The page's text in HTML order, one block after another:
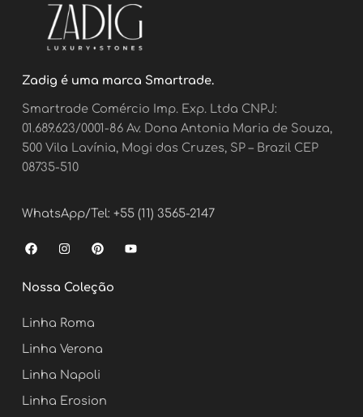
Zadig é uma marca Smartrade.
Smartrade Comércio Imp. Exp. Ltda CNPJ:
01.689.623/0001-86 Av. Dona Antonia Maria de Souza,
500 Vila Lavínia, Mogi das Cruzes, SP – Brazil CEP
08735-510
WhatsApp/Tel: +55 (11) 3565-2147
F
a
e
b
o
k
I
n
t
a
r
a
m
P
i
t
e
Y
o
Nossa Coleção
Linha Roma
Linha Verona
Linha Napoli
Linha Erosion